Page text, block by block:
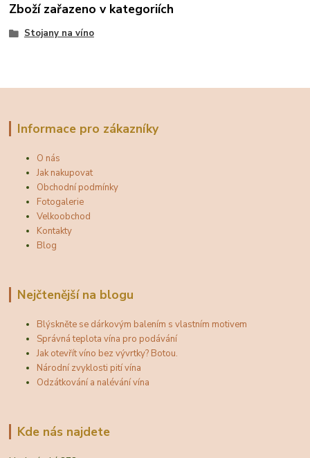
Zboží zařazeno v kategoriích
Stojany na víno
Informace pro zákazníky
O nás
Jak nakupovat
Obchodní podmínky
Fotogalerie
Velkoobchod
Kontakty
Blog
Nejčtenější na blogu
Blýskněte se dárkovým balením s vlastním motivem
Správná teplota vína pro podávání
Jak otevřít víno bez vývrtky? Botou.
Národní zvyklosti pití vína
Odzátkování a nalévání vína
Kde nás najdete